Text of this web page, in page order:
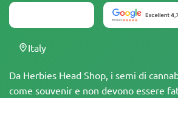
Da Herbies Head Shop, i semi di
come souvenir e non devono essere
Italy